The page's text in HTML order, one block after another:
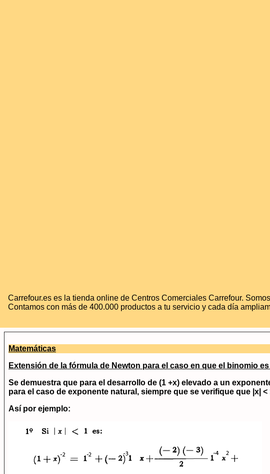
Carrefour.es es la tienda online de Centros Comerciales Carrefour.
Contamos con más de 400.000 productos a tu servicio y cada día
Matemáticas
Extensión de la fórmula de Newton para el caso en que el binomio
Se demuestra que para el desarrollo de (1 +x) elevado a un
para el caso de exponente natural, siempre que se verifique que |x| <
Así por ejemplo: